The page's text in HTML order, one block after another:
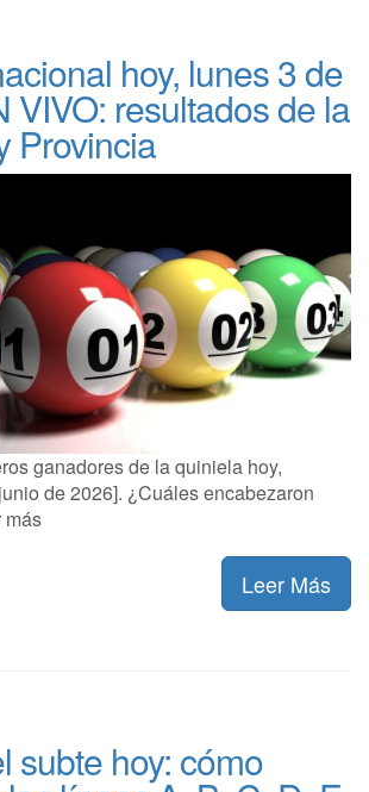
hoy, lunes 3 de
VIVO: resultados de la
Provincia
ganadores de la quiniela hoy,
de 2026]. ¿Cuáles encabezaron
más
Leer Más
subte hoy: cómo